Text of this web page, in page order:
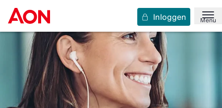
Menu
Inloggen